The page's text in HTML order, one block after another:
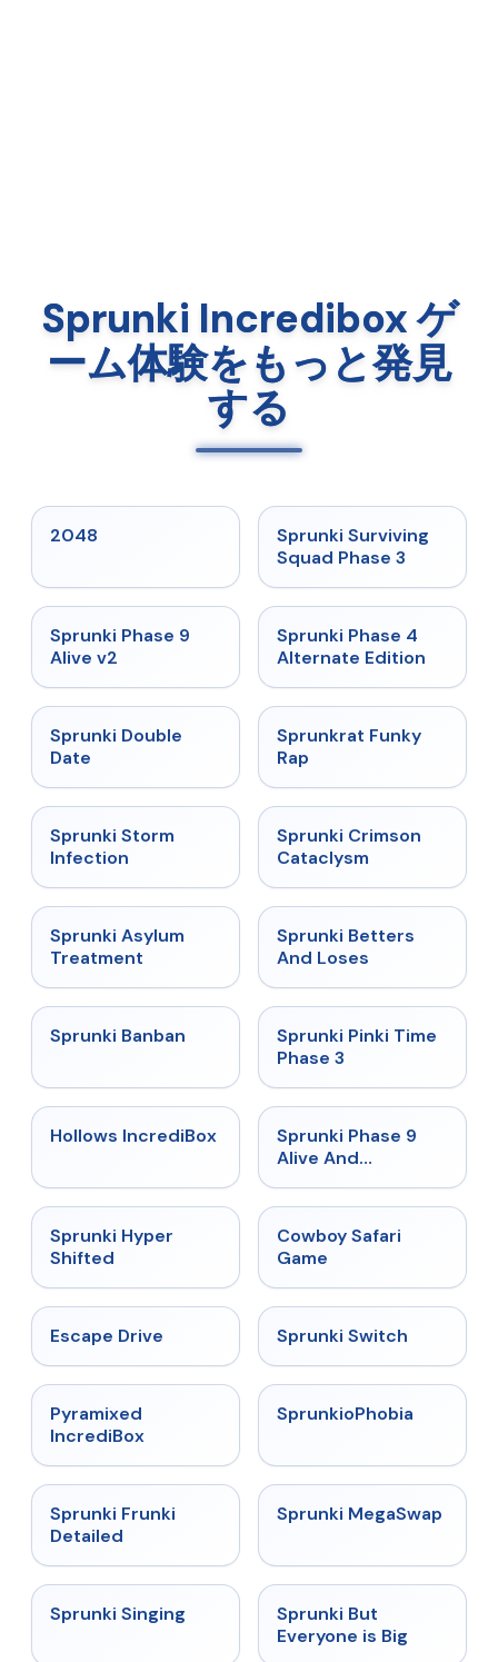
Sprunki Incredibox ゲ
ーム体験をもっと発見
する
2048 ★ 4.7
Sprunki Surviving
Squad Phase 3
★
Sprunki Phase 9
Alive v2
★
Sprunki Phase 4
Alternate Edition
★
Sprunki Double
Date
★ 4.7
Sprunkrat Funky
Rap
★
Sprunki Storm
Infection
★ 4.7
Sprunki Crimson
Cataclysm
★
Sprunki Asylum
Treatment
★
Sprunki Betters
And Loses
★
Sprunki Banban ★ 4.9
Sprunki Pinki Time
Phase 3
★ 4.3
Hollows IncrediBox ★
Sprunki Phase 9
Alive And
★
Sprunki Hyper
Shifted
Cowboy Safari
Game
Escape Drive ★
Sprunki Switch
Pyramixed
IncrediBox
★
SprunkioPhobia
★
Sprunki Frunki
Detailed
★ 4.5
Sprunki MegaSwap
★
Sprunki Singing
Sprunki But
Everyone is Big